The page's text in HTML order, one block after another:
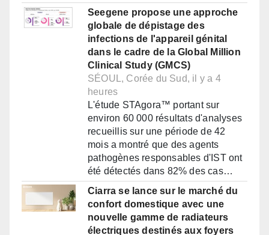
Seegene propose une approche
globale de dépistage des
infections de l'appareil génital
dans le cadre de la Global Million
Clinical Study (GMCS)
SÉOUL, Corée du Sud, il y a 4
heures
L'étude STAgora™ portant sur
environ 60 000 résultats d'analyses
recueillis sur une période de 42
mois a montré que des agents
pathogènes responsables d'IST ont
été détectés dans 82% des cas…
Ciarra se lance sur le marché du
confort domestique avec une
nouvelle gamme de radiateurs
électriques destinés aux foyers